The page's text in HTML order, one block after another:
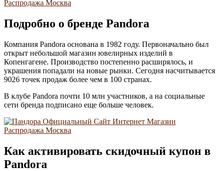
Подробно о бренде Pandora
Компания Pandora основана в 1982 году. Первоначально был
открыт небольшой магазин ювелирных изделий в
Копенгагене. Производство постепенно расширялось, и
украшения попадали на новые рынки. Сегодня насчитывается
9026 точек продаж более чем в 100 странах.
В клубе Pandora почти 10 млн участников, а на социальные
сети бренда подписано еще больше человек.
Как активировать скидочный купон в
Pandora